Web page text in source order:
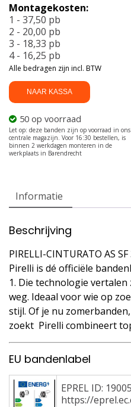
SF
3
XL
215/55
R18
99V
aantal
NAAR KASSA
50 op voorraad
Montagekosten:
1 - 37,50 pb
2 - 20,00 pb
3 - 18,33 pb
4 - 16,25 pb
Alle bedragen zijn incl. BTW
Informatie
Beschrijving
PIRELLI-CINTURATO AS
Pirelli is dé officiële
1. Die technologie
weg. Ideaal voor wie op
stijl. Of je nu
zoekt  Pirelli combineert
EU bandenlabel
EPREL ID:
https://